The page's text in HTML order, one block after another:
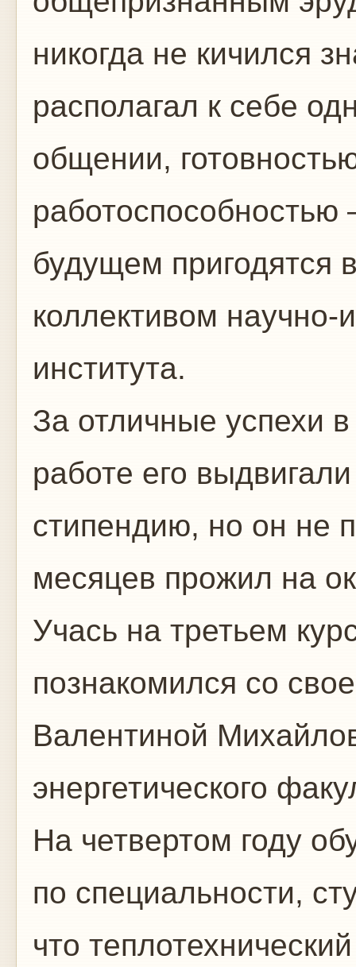
никогда не кичился
располагал к себе
общении,
работоспособностью
будущем пригодятся
коллективом научно-
института.
За отличные успехи
работе его
стипендию, но он не
месяцев прожил на
Учась на третьем
познакомился со
Валентиной
энергетического
На четвертом году
по специальности,
что